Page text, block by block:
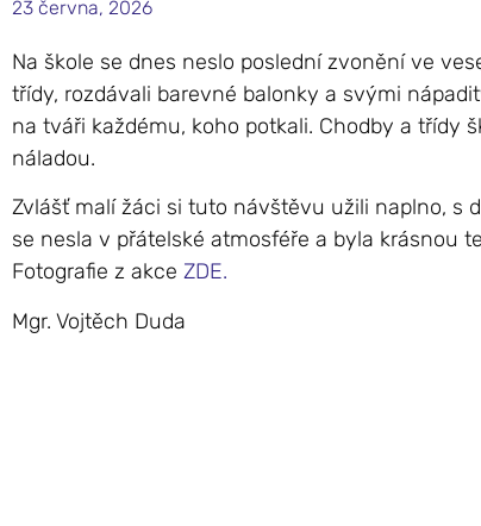
23 června, 2026
Na škole se dnes neslo poslední zvonění ve
třídy, rozdávali barevné balonky a svými
na tváři každému, koho potkali. Chodby a třídy
náladou.
Zvlášť malí žáci si tuto návštěvu užili naplno, s
se nesla v přátelské atmosféře a byla krásnou
Fotografie z akce ZDE.
Mgr. Vojtěch Duda